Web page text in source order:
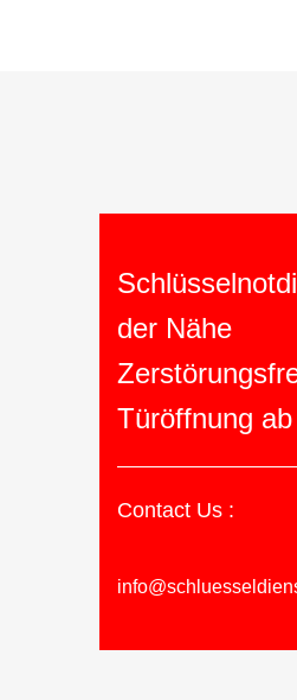
der Nähe
Türöffnung
Contact Us :